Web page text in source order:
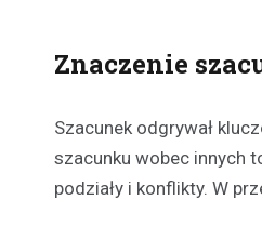
Znaczenie
Szacunek odgrywał
szacunku wobec innych
podziały i konflikty. W